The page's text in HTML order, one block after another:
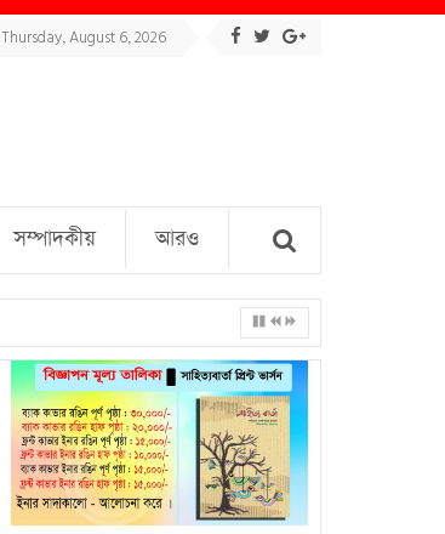
Thursday, August 6, 2026
সম্পাদকীয় আরও